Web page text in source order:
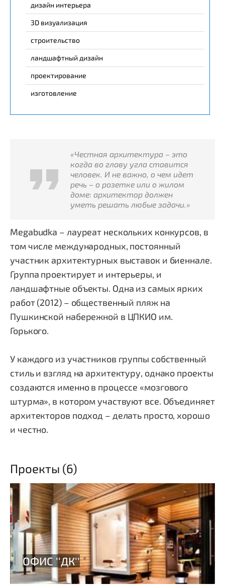
дизайн интерьера
3D визуализация
строительство
ландшафтный дизайн
проектирование
изготовление
«Честная архитектура – это
когда во главу угла ставится
человек. И не важно, о чем идет
речь – о розетке или о жилом
доме: архитектор должен
уметь решать любые задачи.»
Megabudka – лауреат нескольких конкурсов, в
том числе международных, постоянный
участник архитектурных выставок и биеннале.
Группа проектирует и интерьеры, и
ландшафтные объекты. Одна из самых ярких
работ (2012) – общественный пляж на
Пушкинской набережной в ЦПКИО им.
Горького.
У каждого из участников группы собственный
стиль и взгляд на архитектуру, однако проекты
создаются именно в процессе «мозгового
штурма», в котором участвуют все. Объединяет
архитекторов подход – делать просто, хорошо
и честно.
Проекты (6)